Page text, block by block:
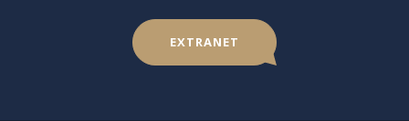
EXTRANET